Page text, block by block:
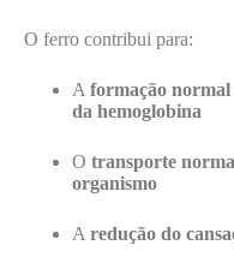
O ferro contribui para:
A formação normal
da hemoglobina
O transporte
organismo
A redução do